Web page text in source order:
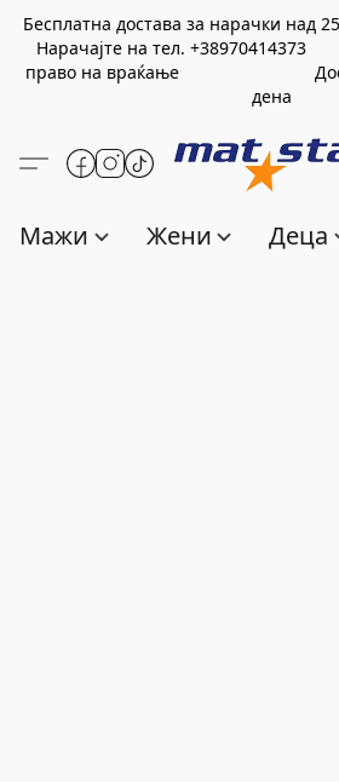
Бесплатна достава за нарачки над
Нарачајте на тел. +38970414373
право на враќање Достава
дена
Мажи Жени Деца